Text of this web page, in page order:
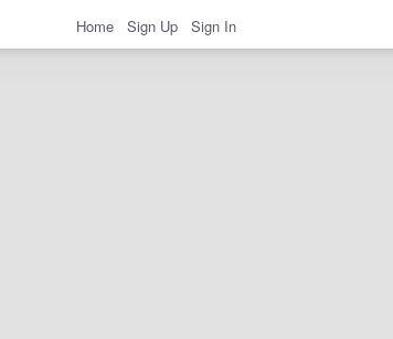
Home Sign Up Sign In